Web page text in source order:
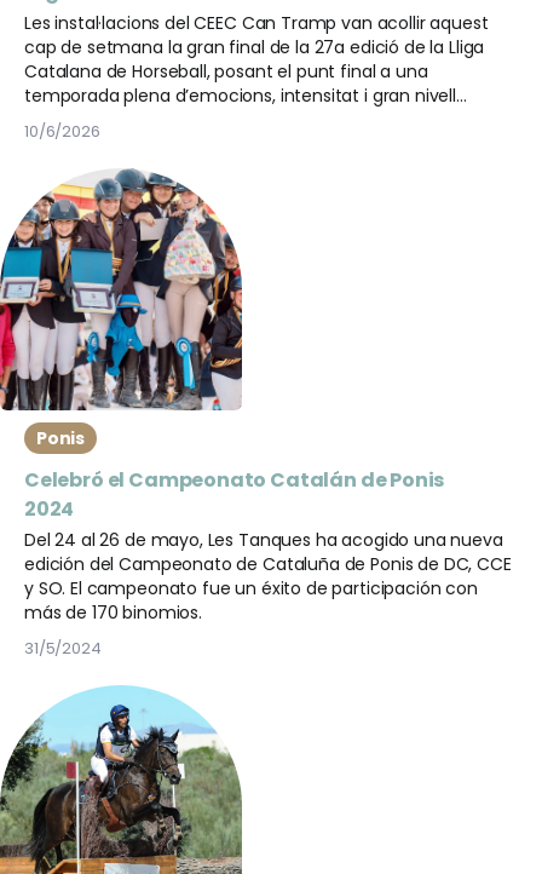
Les instal·lacions del CEEC Can Tramp van acollir aquest
cap de setmana la gran final de la 27a edició de la Lliga
Catalana de Horseball, posant el punt final a una
temporada plena d’emocions, intensitat i gran nivell
esportiu. Al llarg de la jornada es van disputar un total de
vint-i-dos partits que van decidir els títols de les diferents
categories, reunint els millors equips del panorama català.
10/6/2026
Ponis
Celebró el Campeonato Catalán de Ponis
2024
Del 24 al 26 de mayo, Les Tanques ha acogido una nueva
edición del Campeonato de Cataluña de Ponis de DC, CCE
y SO. El campeonato fue un éxito de participación con
más de 170 binomios.
31/5/2024